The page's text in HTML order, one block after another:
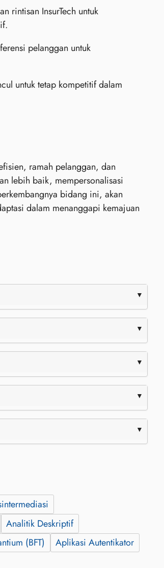
rintisan InsurTech untuk
pelanggan untuk
untuk tetap kompetitif dalam
ramah pelanggan, dan
lebih baik, mempersonalisasi
bidang ini, akan
dalam menanggapi kemajuan
Analitik Deskriptif
(BFT)
Aplikasi Autentikator